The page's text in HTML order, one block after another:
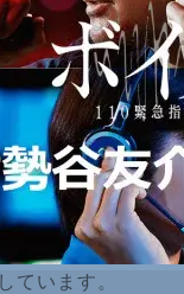
ています。